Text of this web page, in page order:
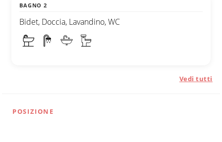
BAGNO 2
Bidet, Doccia, Lavandino, WC
Vedi tutti
POSIZIONE